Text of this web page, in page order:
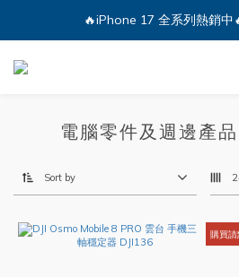
🔥iPhone 17 全系列熱銷
🔥iPhone 17 全系列熱銷
💕加入Q哥 Line 新好友
電腦零件及週邊產品
Sort by
購買請